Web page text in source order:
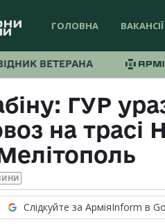
ГОЛОВНА ВАКАНСІЇ
ВЕТЕРАНА
ГУР
на трасі
Слідкуйте за АрміяInform в